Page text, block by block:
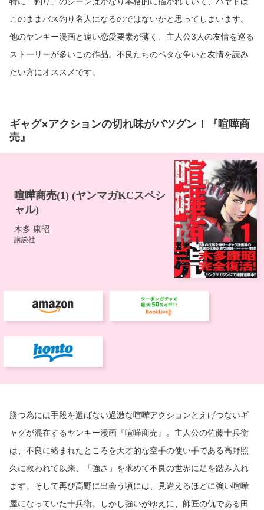
このままバス釣り名人になるのではないかと思ってしまいます。
他のヤンキー漫画と違い恋愛要素が薄く、主人公3人の友情を巡る
ストーリーが多いこの作品。不良たちのベタな争いと友情を読み
たい方にオススメです。
ギャグ×アクションの切れ味がバツグン！『喧嘩商
売』
勝つ為には手段を選ばない過激な喧嘩アクションとえげつないギ
ャグが混在するヤンキー漫画『喧嘩商売』。主人公の佐藤十兵衛
は、不良に絡まれたところを天才的な空手の使い手である高野照
久に救われて以来、「強さ」を求めて不良の世界に足を踏み入れ
ます。そして再び高野に出会う頃には、見違えるほどに強い喧嘩
屋になっていた十兵衛。しかし強いがゆえに、師匠の仇である田